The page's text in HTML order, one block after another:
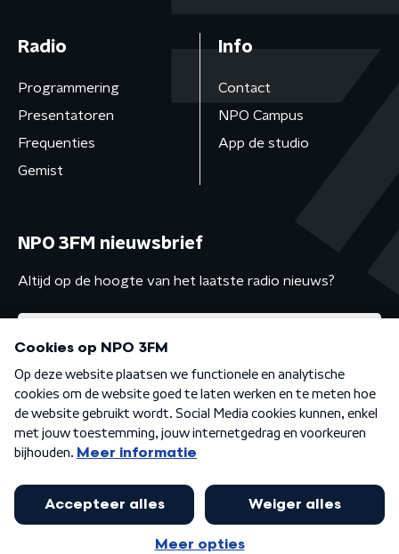
Radio
Programmering
Presentatoren
Frequenties
Gemist
Info
Contact
NPO Campus
App de studio
NPO 3FM nieuwsbrief
Altijd op de hoogte van het laatste radio nieuws?
Algemene voorwaarden Privacybeleid